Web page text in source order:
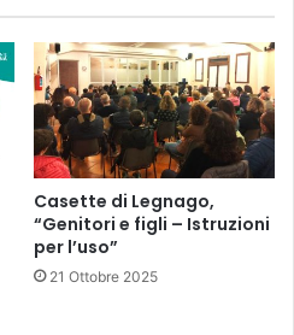
Casette di Legnago,
“Genitori e figli – Istruzioni
per l’uso”
21 Ottobre 2025